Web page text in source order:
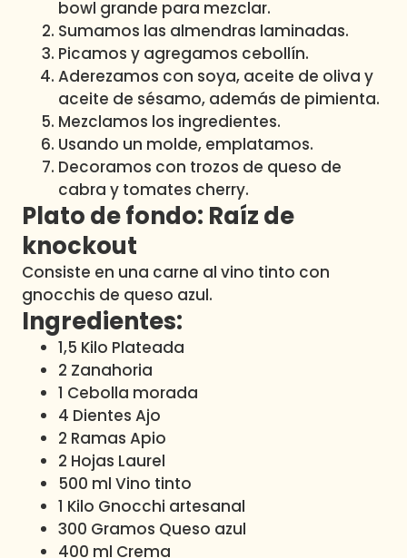
bowl grande para mezclar.
Sumamos las almendras laminadas.
Picamos y agregamos cebollín.
Aderezamos con soya, aceite de oliva y
aceite de sésamo, además de pimienta.
Mezclamos los ingredientes.
Usando un molde, emplatamos.
Decoramos con trozos de queso de
cabra y tomates cherry.
Plato de fondo: Raíz de
knockout
Consiste en una carne al vino tinto con
gnocchis de queso azul.
Ingredientes:
1,5 Kilo Plateada
2 Zanahoria
1 Cebolla morada
4 Dientes Ajo
2 Ramas Apio
2 Hojas Laurel
500 ml Vino tinto
1 Kilo Gnocchi artesanal
300 Gramos Queso azul
400 ml Crema